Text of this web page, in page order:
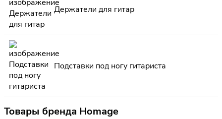
Держатели для гитар
Подставки под ногу гитариста
Товары бренда Homage